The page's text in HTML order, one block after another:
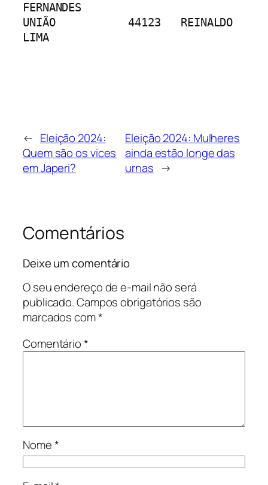
FERNANDES
UNIÃO		44123	REINALDO
LIMA
← Eleição 2024:
Quem são os vices
em Japeri?
Eleição 2024: Mulheres
ainda estão longe das
urnas →
Comentários
Deixe um comentário
O seu endereço de e-mail não será
publicado.Campos obrigatórios são
marcados com*
Comentário*
Nome*